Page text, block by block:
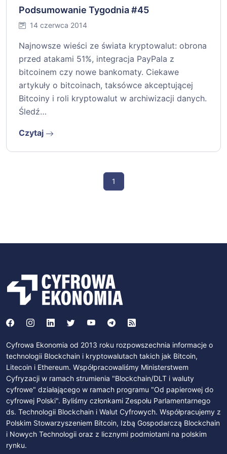
Podsumowanie Tygodnia #45
14 czerwca 2014
Najnowsze wieści ze świata kryptowalut: obrona
przed atakami 51%, integracja PayPala z
bitcoinem czy nowe bankomaty. Ciekawe
artykuły o bitcoinach, taksówce akceptującej
Bitcoiny i roli kryptowalut w archiwizacji danych.
Śledź…
Czytaj
1
Cyfrowa Ekonomia od 2013 roku rozpowszechnia informacje o
technologii Blockchain i kryptowalutach takich jak Bitcoin,
Litecoin i Ethereum. Współpracowaliśmy Ministerstwem
Cyfryzacji w ramach strumienia "Blockchain/DLT i waluty
cyfrowe" działającego w ramach programu "Od papierowej do
cyfrowej Polski". Byliśmy członkami Zespołu Parlamentarnego
ds. Technologii Blockchain i Walut Cyfrowych. Współpracujemy z
Polskim Stowarzyszeniem Bitcoin, Izbą Gospodarczą Blockchain
i Nowych Technologii oraz z licznymi podmiotami na polskim
rynku.